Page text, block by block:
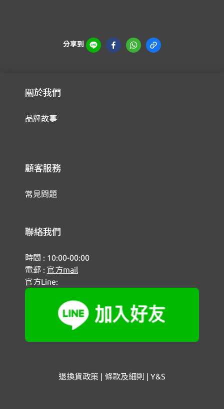
分享到
關於我們
品牌故事
顧客服務
常見問題
聯絡我們
時間 : 10:00-00:00
電郵 : 官方mail
官方Line:
退換貨政策 | 條款及細則 | Y&S